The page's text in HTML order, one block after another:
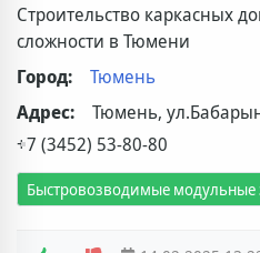
Строительство каркасных
сложности в Тюмени
Город:
Тюмень
Адрес:
Тюмень,
+7 (3452) 53-80-80
Быстровозводимые модульные